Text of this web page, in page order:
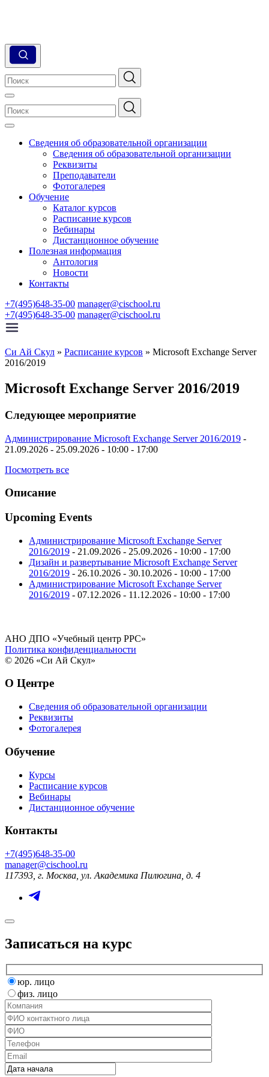
Сведения об образовательной организации
Сведения об образовательной организации
Реквизиты
Преподаватели
Фотогалерея
Обучение
Каталог курсов
Расписание курсов
Вебинары
Дистанционное обучение
Полезная информация
Антология
Новости
Контакты
+7(495)648-35-00 manager@cischool.ru
+7(495)648-35-00 manager@cischool.ru
Си Ай Скул » Расписание курсов » Microsoft Exchange Server
2016/2019
Microsoft Exchange Server 2016/2019
Следующее мероприятие
Администрирование Microsoft Exchange Server 2016/2019 -
21.09.2026 - 25.09.2026 - 10:00 - 17:00
Посмотреть все
Описание
Upcoming Events
Администрирование Microsoft Exchange Server
2016/2019 - 21.09.2026 - 25.09.2026 - 10:00 - 17:00
Дизайн и развертывание Microsoft Exchange Server
2016/2019 - 26.10.2026 - 30.10.2026 - 10:00 - 17:00
Администрирование Microsoft Exchange Server
2016/2019 - 07.12.2026 - 11.12.2026 - 10:00 - 17:00
АНО ДПО «Учебный центр РРС»
Политика конфиденциальности
© 2026 «Си Ай Скул»
О Центре
Сведения об образовательной организации
Реквизиты
Фотогалерея
Обучение
Курсы
Расписание курсов
Вебинары
Дистанционное обучение
Контакты
+7(495)648-35-00
manager@cischool.ru
117393, г. Москва, ул. Академика Пилюгина, д. 4
Записаться на курс
юр. лицо
физ. лицо